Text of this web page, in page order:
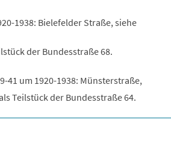
1938: Bielefelder Straße, siehe
der Bundesstraße 68.
41 um 1920-1938: Münsterstraße,
Teilstück der Bundesstraße 64.